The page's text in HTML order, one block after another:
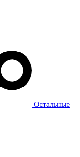
Остальные